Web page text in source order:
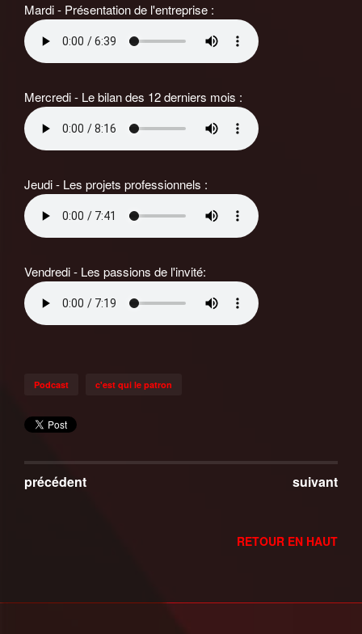
Mardi - Présentation de l'entreprise :
Mercredi - Le bilan des 12 derniers mois :
Jeudi - Les projets professionnels :
Vendredi - Les passions de l'invité:
Podcast c'est qui le patron
précédent suivant
RETOUR EN HAUT